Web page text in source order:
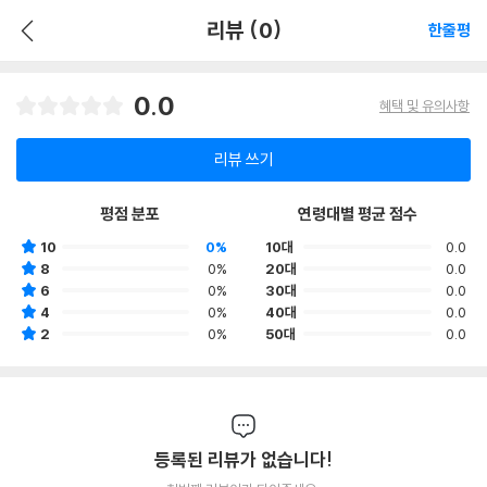
리뷰 (0) 한줄평
0.0 혜택 및 유의사항
리뷰 쓰기
평점 분포
10
0%
8
0%
6
0%
4
0%
2
0%
연령대별 평균 점수
10대
0.0
20대
0.0
30대
0.0
40대
0.0
50대
0.0
등록된 리뷰가 없습니다!